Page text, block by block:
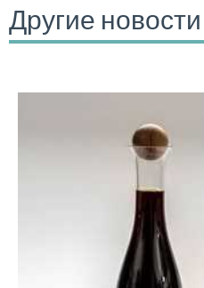
Другие новости